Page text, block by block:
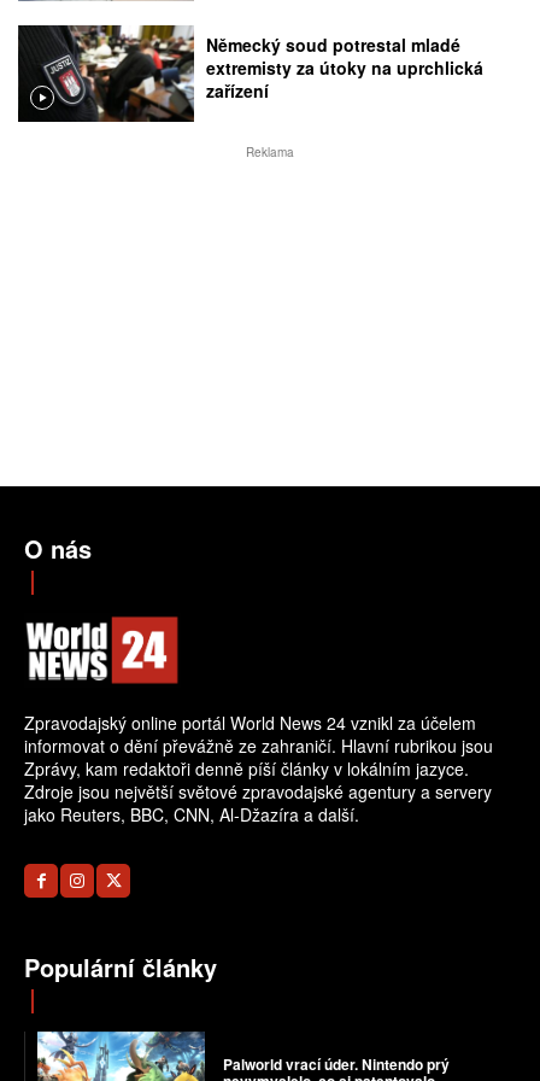
Německý soud potrestal mladé
extremisty za útoky na uprchlická
zařízení
Reklama
O nás
Zpravodajský online portál World News 24 vznikl za účelem
informovat o dění převážně ze zahraničí. Hlavní rubrikou jsou
Zprávy, kam redaktoři denně píší články v lokálním jazyce.
Zdroje jsou největší světové zpravodajské agentury a servery
jako Reuters, BBC, CNN, Al-Džazíra a další.
Populární články
Palworld vrací úder. Nintendo prý